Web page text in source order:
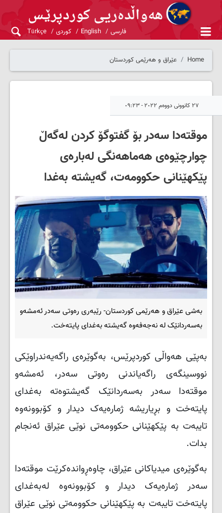
فارسی English کوردی Türkçe
Home عێراق و هەرێمی کوردستان
٢٧ کانوونی دووەم ٢٠٢٢ - ٠٩:٢٣
موقتەدا سەدر بۆ گفتوگۆ کردن لەگەڵ
چوارچێوه‌ی هه‌ماهه‌نگی لەبارەی
پێکهێنانی حکوومەت، گەیشتە بەغدا
بەشی عێراق و هەرێمی کوردستان- رێبه‌ری ره‌وتی سه‌در ئه‌مشه‌و
به‌سه‌ردانێک له‌ نه‌جه‌فه‌وه‌ گه‌یشته‌ به‌غدای پایته‌خت.
بەپێی هەواڵی کوردپرێس، به‌گوێره‌ی راگه‌یه‌ندراوێکی
نووسینگه‌ی راگه‌یاندنی ره‌وتی سه‌در، ئه‌مشه‌و
موقته‌دا سه‌در به‌سه‌ردانێک گه‌یشتوه‌ته‌ به‌غدای
پایته‌خت و بڕیاریشه‌ ژماره‌یه‌ک دیدار و کۆبوونه‌وه‌
تایبه‌ت به‌ پێکهێنانی حکوومه‌تی نوێی عێراق ئه‌نجام
بدات.
به‌گوێره‌ی میدیاکانی عێراق، چاوه‌ڕوانده‌کرێت موقته‌دا
سه‌در ژماره‌یه‌ک دیدار و کۆبوونه‌وه‌ له‌به‌غدای
پایته‌خت تایبه‌ت به‌ پێکهێنانی حکوومه‌تی نوێی عێراق